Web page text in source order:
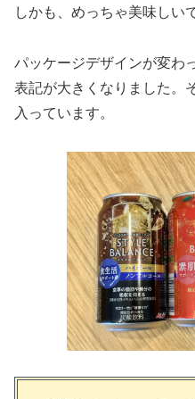
しかも、めっちゃ美味しい
パッケージデザインが変わ
表記が大きくなりました。
入っています。